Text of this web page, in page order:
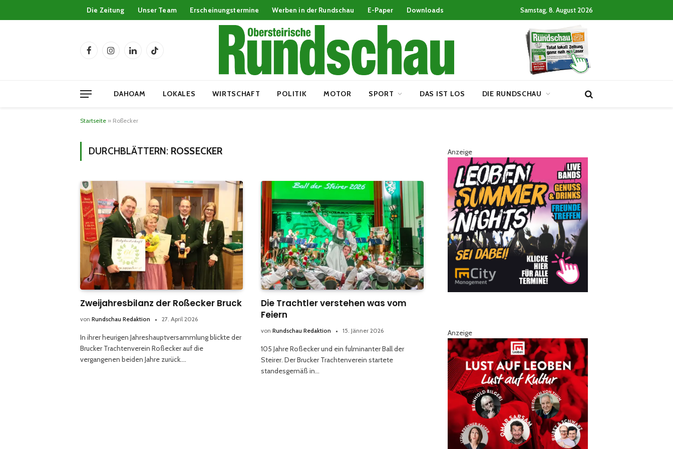
Die Zeitung Unser Team Erscheinungstermine Werben in der Rundschau E-Paper Downloads Samstag, 8. August 2026
FacebookInstagramLinkedInTikTok
DAHOAM LOKALES WIRTSCHAFT POLITIK MOTOR SPORT DAS IST LOS DIE RUNDSCHAU
Startseite » Roßecker
DURCHBLÄTTERN: ROSSECKER
Zweijahresbilanz der Roßecker Bruck
von Rundschau Redaktion 27. April 2026
In ihrer heurigen Jahreshauptversammlung blickte der
Brucker Trachtenverein Roßecker auf die
vergangenen beiden Jahre zurück.…
Die Trachtler verstehen was vom
Feiern
von Rundschau Redaktion 15. Jänner 2026
105 Jahre Roßecker und ein fulminanter Ball der
Steirer. Der Brucker Trachtenverein startete
standesgemäß in…
Anzeige
Anzeige